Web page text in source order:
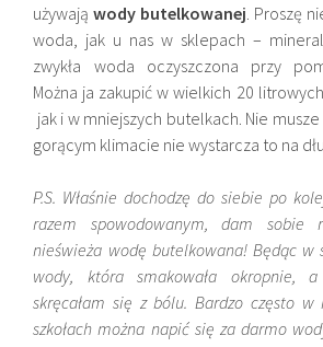
używająwody butelkowanej . Proszę
woda, jak u nas w sklepach –
zwykła woda oczyszczona przy
Można ja zakupić w wielkich 20
jak i w mniejszych butelkach. Nie
gorącym klimacie nie wystarcza to na
P.S. Właśnie dochodzę do siebie po
razem spowodowanym, dam sobie
nieświeża wodę butelkowana! Będąc w
wody, która smakowała okropnie,
skręcałam się z bólu. Bardzo często w
szkołach można napić się za darmo